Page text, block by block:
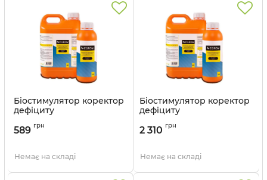
Біостимулятор коректор
дефіциту
л
589 грн
Немає на складі
Біостимулятор коректор
дефіциту
5 л
2 310 грн
Немає на складі